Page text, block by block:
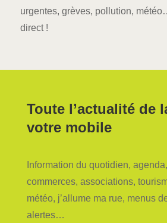
urgentes, grèves, pollution,
direct !
Toute l’actualité de
votre mobile
Information du quotidien,
commerces, associations,
météo, j’allume ma rue, menus
alertes…